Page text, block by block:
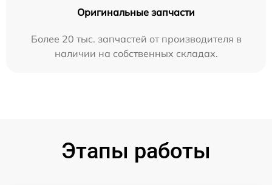
Оригинальные запчасти
Более 20 тыс. запчастей от производителя в
наличии на собственных складах.
Этапы работы